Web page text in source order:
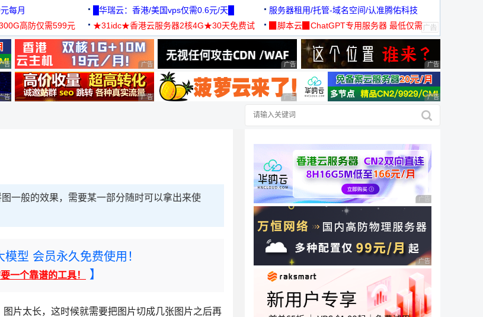
每月 █华瑞云：香港/美国vps仅需0.6元/天█
服务器租用/托管-域名空间/认准腾佑科技
高防仅需599元
★31idc★香港云服务器2核4G★30天免费试
用◆
▉脚本云▉ChatGPT专用服务器 最低仅需
19元/月
告 商业广告，理性选择 广告 商业广告，理性选择 广告 商业广告，理性选择 广告 商业广告，理
告 商业广告，理性选择 广告 商业广告，理性选择 广告 商业广告，理性选择 广告 商业广告，理
一般的效果，需要某一部分随时可以拿出来使
型 会员永久免费使用！
一个靠谱的工具！ 】
片太长，这时候就需要把图片切成几张图片之后再
广告 商业广告，理性
广告 商业广告，理性